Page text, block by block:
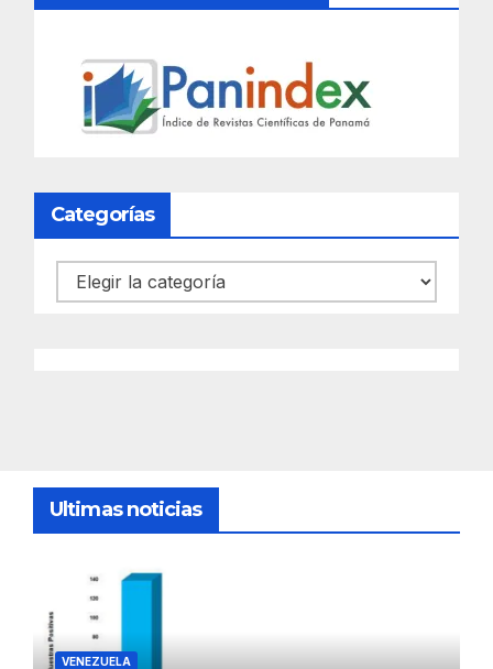
Categorías
Categorías
Ultimas noticias
VENEZUELA